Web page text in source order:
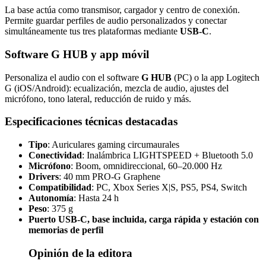
La base actúa como transmisor, cargador y centro de conexión.
Permite guardar perfiles de audio personalizados y conectar
simultáneamente tus tres plataformas mediante USB-C.
Software G HUB y app móvil
Personaliza el audio con el software G HUB (PC) o la app Logitech
G (iOS/Android): ecualización, mezcla de audio, ajustes del
micrófono, tono lateral, reducción de ruido y más.
Especificaciones técnicas destacadas
Tipo: Auriculares gaming circumaurales
Conectividad: Inalámbrica LIGHTSPEED + Bluetooth 5.0
Micrófono: Boom, omnidireccional, 60–20.000 Hz
Drivers: 40 mm PRO-G Graphene
Compatibilidad: PC, Xbox Series X|S, PS5, PS4, Switch
Autonomía: Hasta 24 h
Peso: 375 g
Puerto USB-C, base incluida, carga rápida y estación con
memorias de perfil
Opinión de la editora